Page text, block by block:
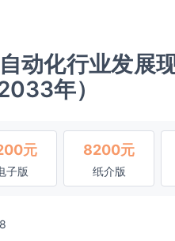
动化行业发展
年）
元
子版
8200元
纸介版